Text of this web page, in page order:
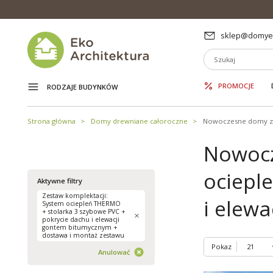
RODZAJE BUDYNKÓW PROMOCJE
Strona główna Domy drewniane całoroczne Nowoczesne domy
Aktywne filtry
Zestaw komplektacji:
System ociepleń THERMO
+ stolarka 3 szybowe PVC +
pokrycie dachu i elewacji
gontem bitumycznym +
dostawa i montaż zestawu
Anulować
i
Pokaz